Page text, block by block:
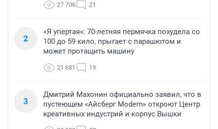
27 706 21
2
«Я упертая»: 70-летняя пермячка похудела со
100 до 59 кило, прыгает с парашютом и
может протащить машину
21 681 19
3
Дмитрий Махонин официально заявил, что в
пустеющем «Айсберг Modern» откроют Центр
креативных индустрий и корпус Вышки